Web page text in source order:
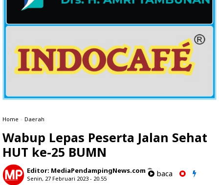
Home » Daerah
Wabup Lepas Peserta Jalan Sehat
HUT ke-25 BUMN
Editor: MediaPendampingNews.com
Senin, 27 Februari 2023 - 20.55
baca